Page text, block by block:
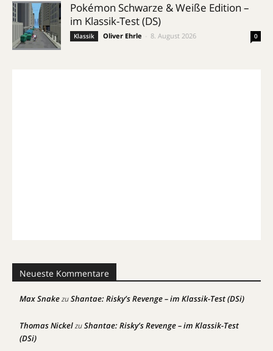
Pokémon Schwarze & Weiße Edition –
im Klassik-Test (DS)
Klassik Oliver Ehrle 8. August 2026 0
Neueste Kommentare
Max SnakezuShantae: Risky’s Revenge – im Klassik-Test (DSi)
Thomas NickelzuShantae: Risky’s Revenge – im Klassik-Test
(DSi)